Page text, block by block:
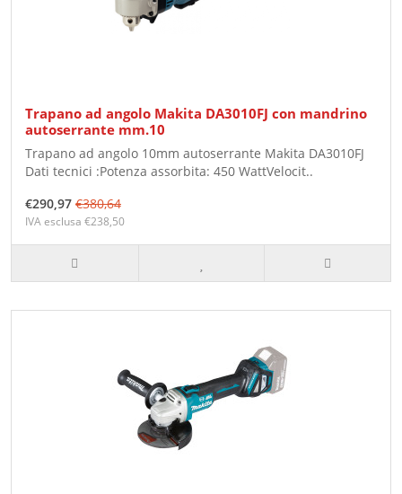
Trapano ad angolo Makita DA3010FJ con mandrino
autoserrante mm.10
Trapano ad angolo 10mm autoserrante Makita DA3010FJ
Dati tecnici :Potenza assorbita: 450 WattVelocit..
€290,97 €380,64
IVA esclusa €238,50